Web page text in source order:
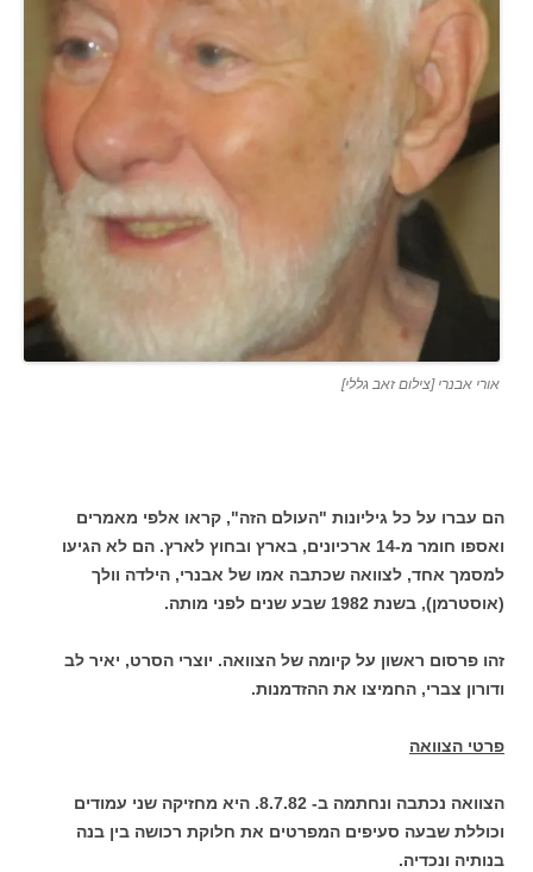
אורי אבנרי [צילום זאב גללי]
הם עברו על כל גיליונות "העולם הזה", קראו אלפי מאמרים
ואספו חומר מ-14 ארכיונים, בארץ ובחוץ לארץ. הם לא הגיעו
למסמך אחד, לצוואה שכתבה אמו של אבנרי, הילדה וולך
(אוסטרמן), בשנת 1982 שבע שנים לפני מותה.
זהו פרסום ראשון על קיומה של הצוואה. יוצרי הסרט, יאיר לב
ודורון צברי, החמיצו את ההזדמנות.
פרטי הצוואה
הצוואה נכתבה ונחתמה ב- 8.7.82. היא מחזיקה שני עמודים
וכוללת שבעה סעיפים המפרטים את חלוקת רכושה בין בנה
בנותיה ונכדיה.